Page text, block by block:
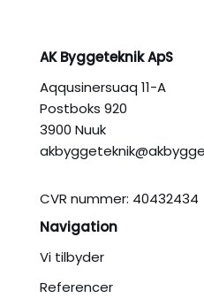
AK Byggeteknik ApS
Aqqusinersuaq 11-A
Postboks 920
3900 Nuuk
CVR nummer: 40432434
Navigation
Vi tilbyder
Referencer